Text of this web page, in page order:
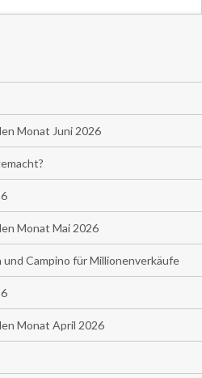
Monat Juni 2026
Monat Mai 2026
Campino für Millionenverkäufe
Monat April 2026